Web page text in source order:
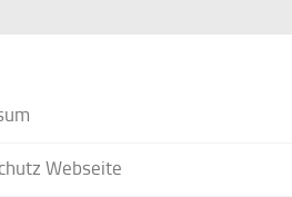
Webseite